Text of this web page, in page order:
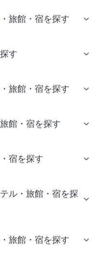
旅館・宿を探す
す
旅館・宿を探す
館・宿を探す
宿を探す
ル・旅館・宿を探
旅館・宿を探す